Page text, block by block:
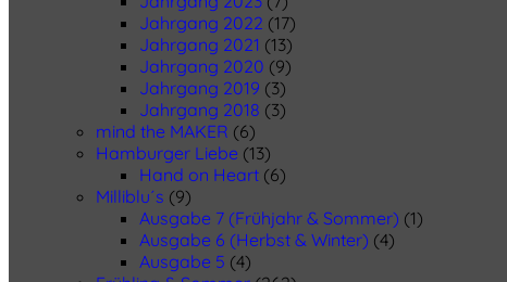
Jahrgang 2022 (17)
Jahrgang 2021 (13)
Jahrgang 2020 (9)
Jahrgang 2019 (3)
Jahrgang 2018 (3)
mind the MAKER (6)
Hamburger Liebe (13)
Hand on Heart (6)
Milliblu´s (9)
Ausgabe 7 (Frühjahr & Sommer) (1)
Ausgabe 6 (Herbst & Winter) (4)
Ausgabe 5 (4)